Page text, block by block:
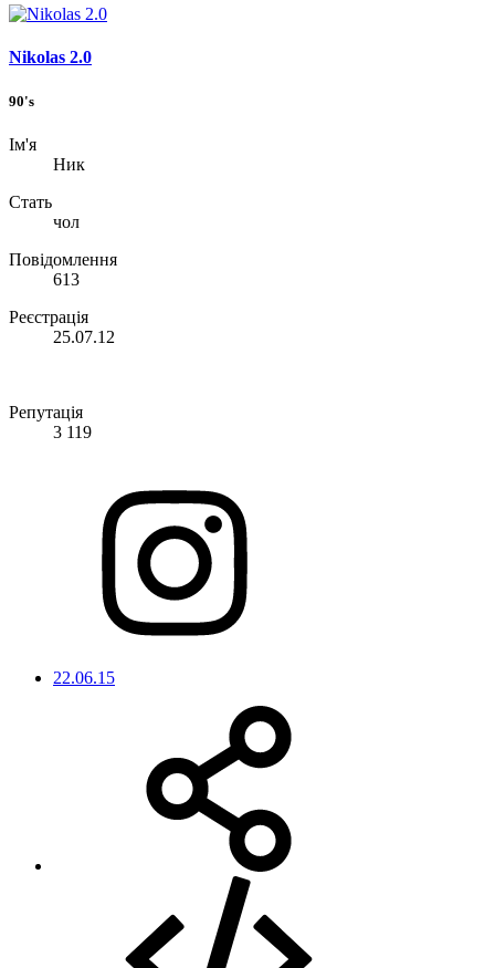
Nikolas 2.0
90's
Ім'я
Ник
Стать
чол
Повідомлення
613
Реєстрація
25.07.12
Репутація
3 119
22.06.15